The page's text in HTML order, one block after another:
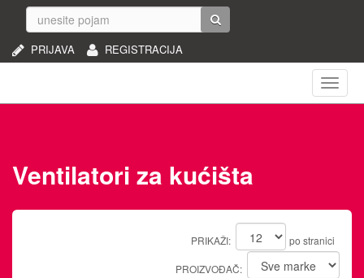
REGISTRACIJA
PRIJAVA
Ventilatori za kućišta
PRIKAŽI: po stranici
PROIZVOĐAČ: